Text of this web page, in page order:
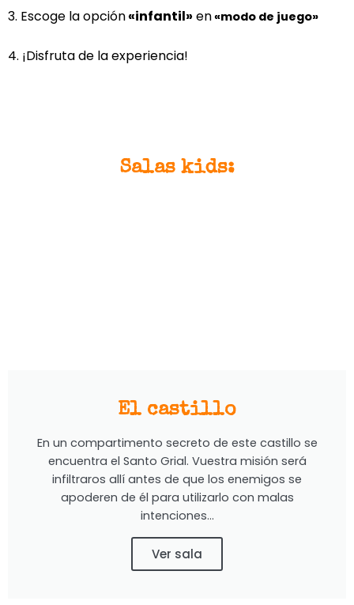
3. Escoge la opción«infantil» en«modo de juego»
4. ¡Disfruta de la experiencia!
Salas kids:
El castillo
En un compartimento secreto de este castillo se
encuentra el Santo Grial. Vuestra misión será
infiltraros allí antes de que los enemigos se
apoderen de él para utilizarlo con malas
intenciones...
Ver sala